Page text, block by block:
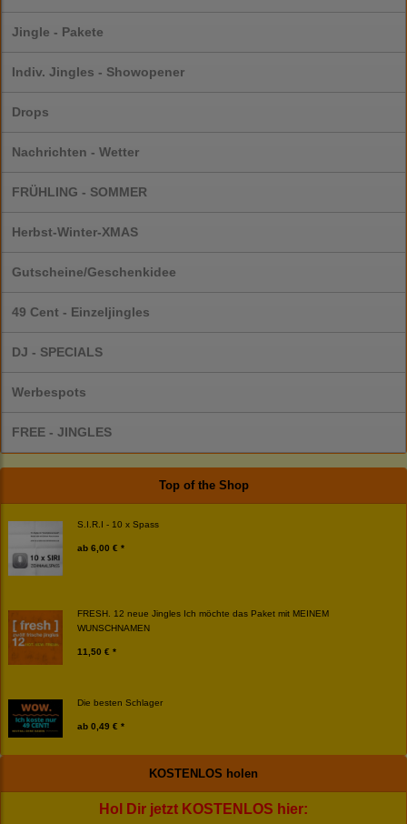
Jingle - Pakete
Indiv. Jingles - Showopener
Drops
Nachrichten - Wetter
FRÜHLING - SOMMER
Herbst-Winter-XMAS
Gutscheine/Geschenkidee
49 Cent - Einzeljingles
DJ - SPECIALS
Werbespots
FREE - JINGLES
Top of the Shop
S.I.R.I - 10 x Spass
ab 6,00 € *
FRESH. 12 neue Jingles Ich möchte das Paket mit MEINEM
WUNSCHNAMEN
11,50 € *
Die besten Schlager
ab 0,49 € *
KOSTENLOS holen
Hol Dir jetzt KOSTENLOS hier: